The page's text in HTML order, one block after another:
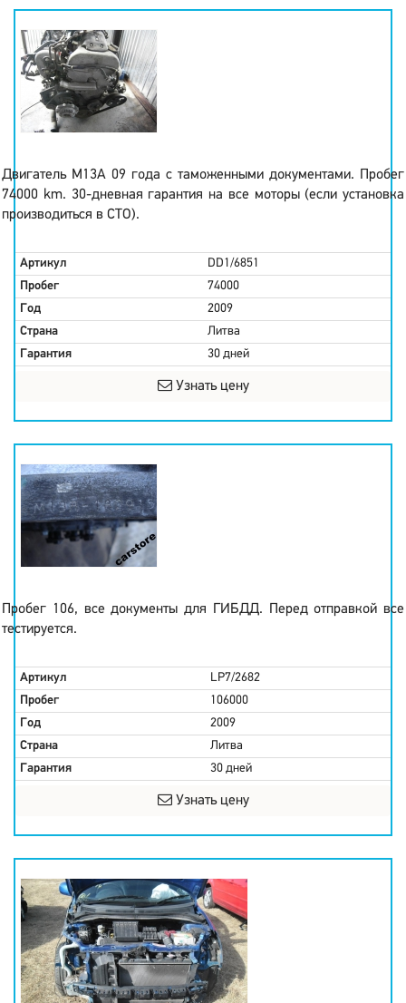
Двигатель M13A 09 года с таможенными документами. Пробег
74000 km. 30-дневная гарантия на все моторы (если установка
производиться в СТО).
Артикул
DD1/6851
Пробег
74000
Год
2009
Страна
Литва
Гарантия
30 дней
Узнать цену
Пробег 106, все документы для ГИБДД. Перед отправкой все
тестируется.
Артикул
LP7/2682
Пробег
106000
Год
2009
Страна
Литва
Гарантия
30 дней
Узнать цену